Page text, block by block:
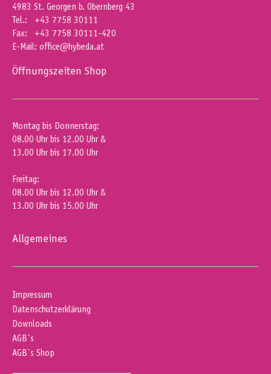
4983 St. Georgen b. Obernberg 43
Tel.: +43 7758 30111
Fax: +43 7758 30111-420
E-Mail: office@hybeda.at
Öffnungszeiten Shop
Montag bis Donnerstag:
08.00 Uhr bis 12.00 Uhr &
13.00 Uhr bis 17.00 Uhr
Freitag:
08.00 Uhr bis 12.00 Uhr &
13.00 Uhr bis 15.00 Uhr
Allgemeines
Impressum
Datenschutzerklärung
Downloads
AGB`s
AGB`s Shop